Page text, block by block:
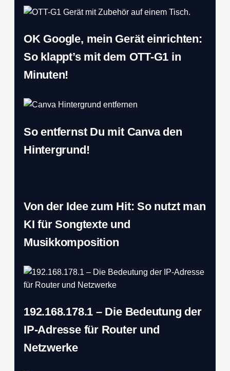
OK Google, mein Gerät einrichten:
So klappt’s mit dem OTT-G1 in
Minuten!
So entfernst Du mit Canva den
Hintergrund!
Von der Idee zum Hit: So nutzt man
KI für Songtexte und
Musikkomposition
192.168.178.1 – Die Bedeutung der
IP-Adresse für Router und
Netzwerke